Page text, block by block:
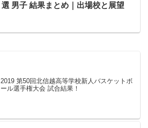
選 男子 結果まとめ｜出場校と展望
2019 第50回北信越高等学校新人バスケットボ
ール選手権大会 試合結果！